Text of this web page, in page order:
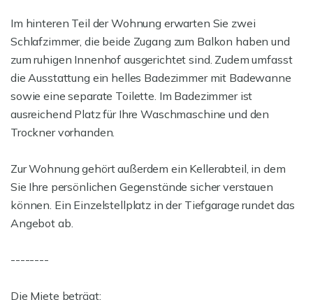
Im hinteren Teil der Wohnung erwarten Sie zwei
Schlafzimmer, die beide Zugang zum Balkon haben und
zum ruhigen Innenhof ausgerichtet sind. Zudem umfasst
die Ausstattung ein helles Badezimmer mit Badewanne
sowie eine separate Toilette. Im Badezimmer ist
ausreichend Platz für Ihre Waschmaschine und den
Trockner vorhanden.
Zur Wohnung gehört außerdem ein Kellerabteil, in dem
Sie Ihre persönlichen Gegenstände sicher verstauen
können. Ein Einzelstellplatz in der Tiefgarage rundet das
Angebot ab.
--------
Die Miete beträgt: